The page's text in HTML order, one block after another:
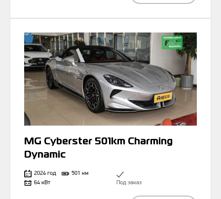
MG Cyberster 501km Charming
Dynamic
2024 год
501 км
64 кВт
Под заказ